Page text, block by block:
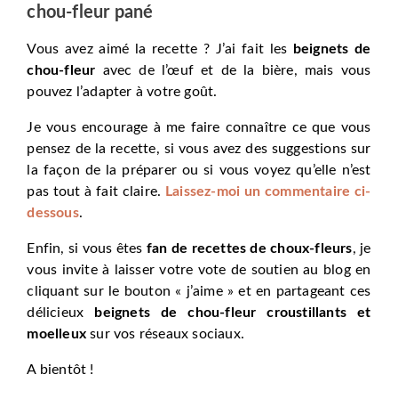
chou-fleur pané
Vous avez aimé la recette ? J’ai fait les
beignets de
chou-fleur avec de l’œuf et de la bière, mais vous
pouvez l’adapter à votre goût.
Je vous encourage à me faire connaître ce que vous
pensez de la recette, si vous avez des suggestions sur
la façon de la préparer ou si vous voyez qu’elle n’est
pas tout à fait claire. Laissez-moi un commentaire ci-
dessous.
Enfin, si vous êtes fan de recettes de choux-fleurs, je
vous invite à laisser votre vote de soutien au blog en
cliquant sur le bouton « j’aime » et en partageant ces
délicieux
beignets de chou-fleur croustillants et
moelleux sur vos réseaux sociaux.
A bientôt !